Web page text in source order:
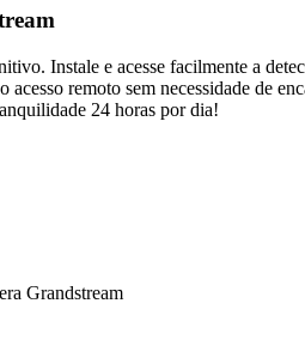
Instale e acesse facilmente a
remoto sem necessidade de
24 horas por dia!
Grandstream